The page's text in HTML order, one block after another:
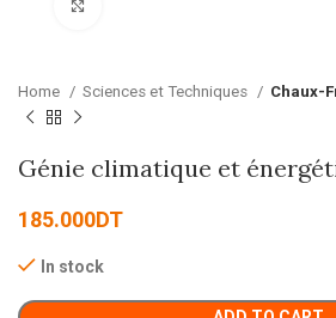
Home Sciences et Techniques Chaux-
Génie climatique et
185.000DT
In stock